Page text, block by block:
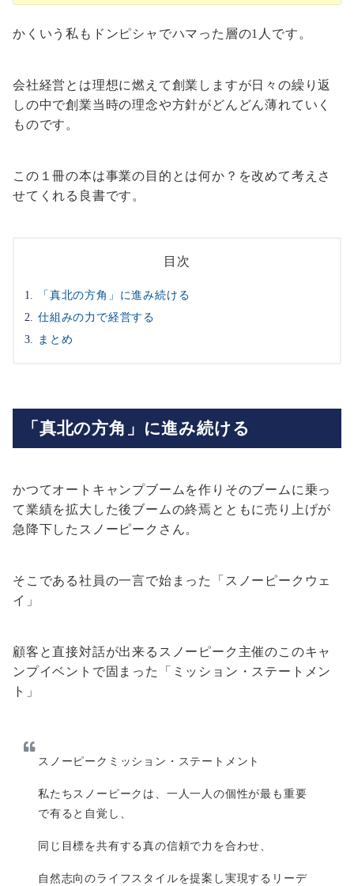
かくいう私もドンピシャでハマった層の1人です。
会社経営とは理想に燃えて創業しますが日々の繰り返
しの中で創業当時の理念や方針がどんどん薄れていく
ものです。
この１冊の本は事業の目的とは何か？を改めて考えさ
せてくれる良書です。
目次
「真北の方角」に進み続ける
仕組みの力で経営する
まとめ
「真北の方角」に進み続ける
かつてオートキャンプブームを作りそのブームに乗っ
て業績を拡大した後ブームの終焉とともに売り上げが
急降下したスノーピークさん。
そこである社員の一言で始まった「スノーピークウェ
イ」
顧客と直接対話が出来るスノーピーク主催のこのキャ
ンプイベントで固まった「ミッション・ステートメン
ト」
スノーピークミッション・ステートメント
私たちスノーピークは、一人一人の個性が最も重要
で有ると自覚し、
同じ目標を共有する真の信頼で力を合わせ、
自然志向のライフスタイルを提案し実現するリーデ